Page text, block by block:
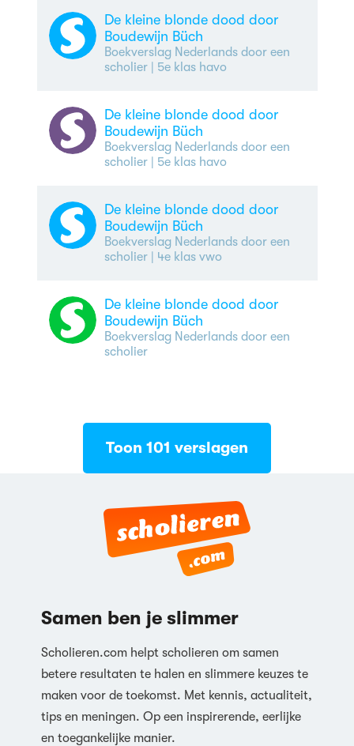
De kleine blonde dood door
Boudewijn Büch
Boekverslag Nederlands door een
scholier| 5e klas havo
De kleine blonde dood door
Boudewijn Büch
Boekverslag Nederlands door een
scholier| 5e klas havo
De kleine blonde dood door
Boudewijn Büch
Boekverslag Nederlands door een
scholier| 4e klas vwo
De kleine blonde dood door
Boudewijn Büch
Boekverslag Nederlands door een
scholier
Toon 101 verslagen
Samen ben je slimmer
Scholieren.com helpt scholieren om samen
betere resultaten te halen en slimmere keuzes te
maken voor de toekomst. Met kennis, actualiteit,
tips en meningen. Op een inspirerende, eerlijke
en toegankelijke manier.